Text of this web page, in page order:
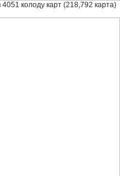
колоду карт (218,792 карта)